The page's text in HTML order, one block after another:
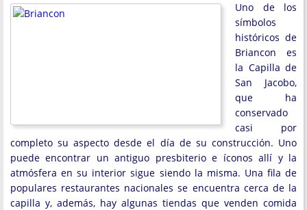
Uno de los
símbolos
históricos de
Briancon es
la Capilla de
San Jacobo,
que ha
conservado
casi por
completo su aspecto desde el día de su construcción. Uno
puede encontrar un antiguo presbiterio e íconos allí y la
atmósfera en su interior sigue siendo la misma. Una fila de
populares restaurantes nacionales se encuentra cerca de la
capilla y, además, hay algunas tiendas que venden comida